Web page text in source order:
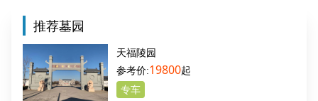
推荐墓园
天福陵园
19800起
专车